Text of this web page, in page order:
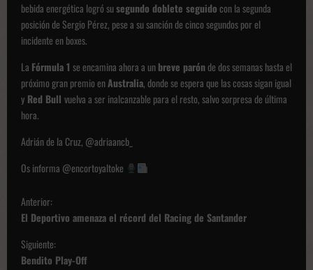
bebida energética logró susegundo doblete seguidocon la segunda
posición de Sergio Pérez, pese a su sanción de cinco segundos por el
incidente en boxes.
La Fórmula 1 se encamina ahora a unbreve parónde dos semanas hasta el
próximo gran premio enAustralia, donde se espera que las cosas sigan igual
y Red Bull vuelva a ser inalcanzable para el resto, salvo sorpresa de última
hora.
Adrián de la Cruz, @adriaancb_
Os informa @encortoyaltoke
N
a
v
e
Anterior:
El Deportivo amenaza el récord del Racing de Santander
Siguiente:
Bendito Play-Off